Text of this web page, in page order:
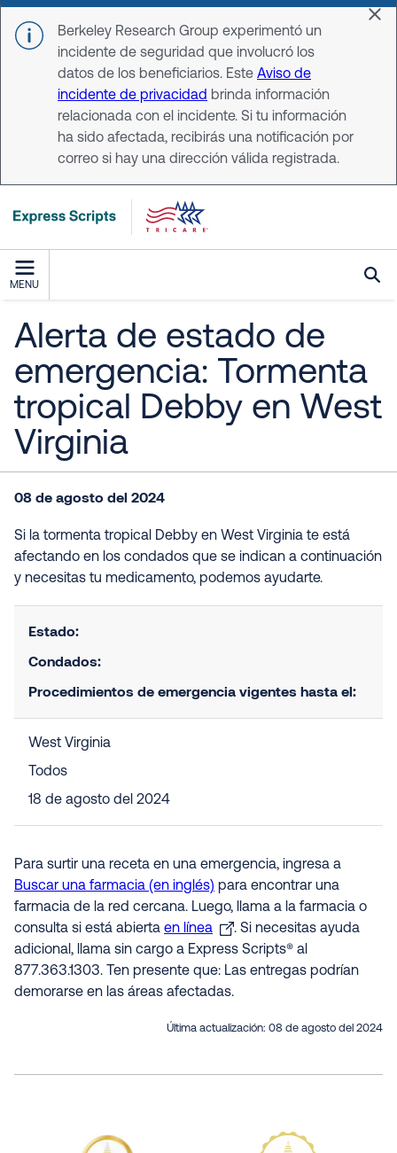
Skip to main content
Berkeley Research Group experimentó un
incidente de seguridad que involucró los
datos de los beneficiarios. Este Aviso de
incidente de privacidad brinda información
relacionada con el incidente. Si tu información
ha sido afectada, recibirás una notificación por
correo si hay una dirección válida registrada.
MENU
Alerta de estado de
emergencia: Tormenta
tropical Debby en West
Virginia
08 de agosto del 2024
Si la tormenta tropical Debby en West Virginia te está
afectando en los condados que se indican a continuación
y necesitas tu medicamento, podemos ayudarte.
Estado:
Condados:
Procedimientos de emergencia vigentes hasta el:
West Virginia
Todos
18 de agosto del 2024
Para surtir una receta en una emergencia, ingresa a
Buscar una farmacia (en inglés) para encontrar una
farmacia de la red cercana. Luego, llama a la farmacia o
consulta si está abierta en línea
. Si necesitas ayuda
adicional, llama sin cargo a Express Scripts® al
877.363.1303. Ten presente que: Las entregas podrían
demorarse en las áreas afectadas.
Última actualización: 08 de agosto del 2024